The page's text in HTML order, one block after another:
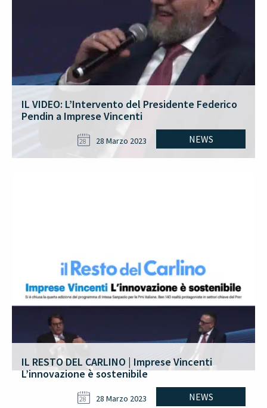
IL VIDEO: L’Intervento del Presidente Federico
Pendin a Imprese Vincenti
NEWS
28 28 Marzo 2023
IL RESTO DEL CARLINO | Imprese Vincenti
L’innovazione è sostenibile
NEWS
28 28 Marzo 2023